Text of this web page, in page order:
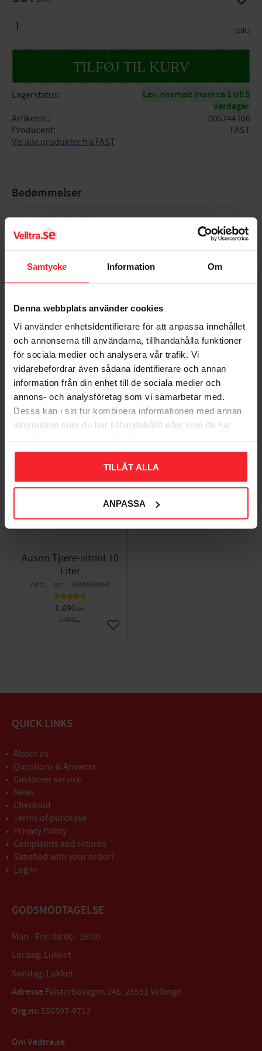
Samtycke Information Om
Denna webbplats använder cookies
Vi använder enhetsidentifierare för att anpassa innehållet
och annonserna till användarna, tillhandahålla funktioner
för sociala medier och analysera vår trafik. Vi
vidarebefordrar även sådana identifierare och annan
information från din enhet till de sociala medier och
annons- och analysföretag som vi samarbetar med.
Dessa kan i sin tur kombinera informationen med annan
information som du har tillhandahållit eller som de har
TILLÅT ALLA
ANPASSA
stk.
Lagerstatus
Lev. normalt inom ca 1 till 5
vardagar
Artikelnr.
005244706
Producent
FAST
Vis alle produkter fra FAST
.
Bedømmelser
Dig
Bliv den første, der giver en bedømmelse.
Populära produkter
Auson Tjære-vitriol 10
Liter
60590556
1.691DKK
1.900DKK
Gem som favorit
QUICK LINKS
About us
Questions & Answers
Customer service
News
Checkout
Terms of purchase
Privacy Policy
Complaints and returns
Satisfied with your order?
Log in
GODSMODTAGELSE
Man - Fre: 08:00 - 16:00
Lørdag: Lukket
Søndag: Lukket
Adresse Falsterbovägen 245, 23591 Vellinge
Org.nr. 556597-9712
Om Velltra.se